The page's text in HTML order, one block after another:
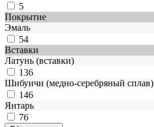
5
Покрытие
Эмаль
54
Вставки
Латунь (вставки)
136
Шибуичи (медно-серебряный сплав)
146
Янтарь
76